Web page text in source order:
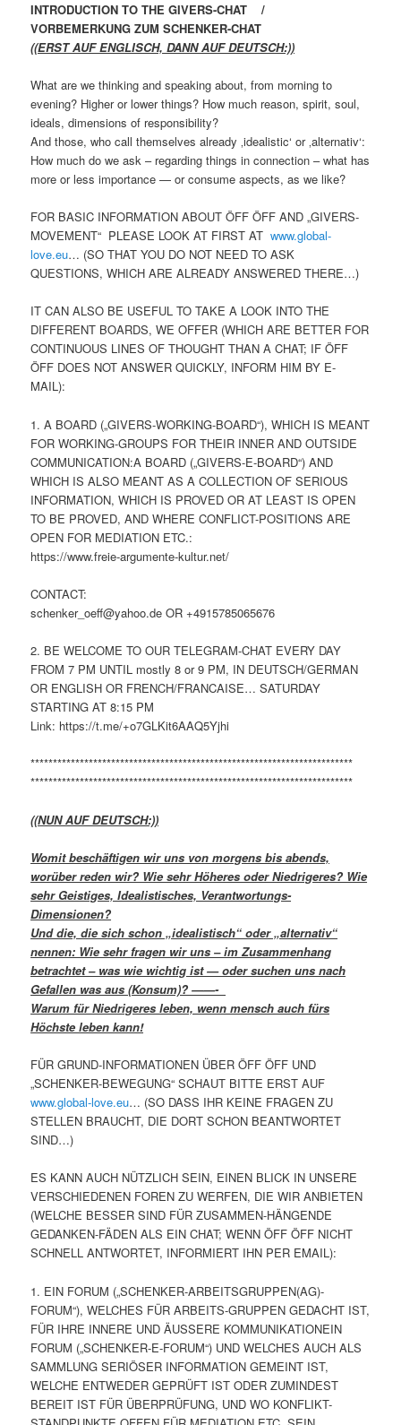
INTRODUCTION TO THE GIVERS-CHAT /
VORBEMERKUNG ZUM SCHENKER-CHAT
((ERST AUF ENGLISCH, DANN AUF DEUTSCH:))
What are we thinking and speaking about, from morning to
evening? Higher or lower things? How much reason, spirit, soul,
ideals, dimensions of responsibility?
And those, who call themselves already ‚idealistic‘ or ‚alternativ‘:
How much do we ask – regarding things in connection – what has
more or less importance — or consume aspects, as we like?
FOR BASIC INFORMATION ABOUT ÖFF ÖFF AND „GIVERS-
MOVEMENT“ PLEASE LOOK AT FIRST ATwww.global-
love.eu… (SO THAT YOU DO NOT NEED TO ASK
QUESTIONS, WHICH ARE ALREADY ANSWERED THERE…)
IT CAN ALSO BE USEFUL TO TAKE A LOOK INTO THE
DIFFERENT BOARDS, WE OFFER (WHICH ARE BETTER FOR
CONTINUOUS LINES OF THOUGHT THAN A CHAT; IF ÖFF
ÖFF DOES NOT ANSWER QUICKLY, INFORM HIM BY E-
MAIL):
1. A BOARD („GIVERS-WORKING-BOARD“), WHICH IS MEANT
FOR WORKING-GROUPS FOR THEIR INNER AND OUTSIDE
COMMUNICATION:A BOARD („GIVERS-E-BOARD“) AND
WHICH IS ALSO MEANT AS A COLLECTION OF SERIOUS
INFORMATION, WHICH IS PROVED OR AT LEAST IS OPEN
TO BE PROVED, AND WHERE CONFLICT-POSITIONS ARE
OPEN FOR MEDIATION ETC.:
https://www.freie-argumente-kultur.net/
CONTACT:
schenker_oeff@yahoo.de OR +4915785065676
2. BE WELCOME TO OUR TELEGRAM-CHAT EVERY DAY
FROM 7 PM UNTIL mostly 8 or 9 PM, IN DEUTSCH/GERMAN
OR ENGLISH OR FRENCH/FRANCAISE… SATURDAY
STARTING AT 8:15 PM
Link: https://t.me/+o7GLKit6AAQ5Yjhi
************************************************************************
************************************************************************
((NUN AUF DEUTSCH:))
Womit beschäftigen wir uns von morgens bis abends,
worüber reden wir? Wie sehr Höheres oder Niedrigeres? Wie
sehr Geistiges, Idealistisches, Verantwortungs-
Dimensionen?
Und die, die sich schon „idealistisch“ oder „alternativ“
nennen: Wie sehr fragen wir uns – im Zusammenhang
betrachtet – was wie wichtig ist — oder suchen uns nach
Gefallen was aus (Konsum)? ——-
Warum für Niedrigeres leben, wenn mensch auch fürs
Höchste leben kann!
FÜR GRUND-INFORMATIONEN ÜBER ÖFF ÖFF UND
„SCHENKER-BEWEGUNG“ SCHAUT BITTE ERST AUF
www.global-love.eu… (SO DASS IHR KEINE FRAGEN ZU
STELLEN BRAUCHT, DIE DORT SCHON BEANTWORTET
SIND…)
ES KANN AUCH NÜTZLICH SEIN, EINEN BLICK IN UNSERE
VERSCHIEDENEN FOREN ZU WERFEN, DIE WIR ANBIETEN
(WELCHE BESSER SIND FÜR ZUSAMMEN-HÄNGENDE
GEDANKEN-FÄDEN ALS EIN CHAT; WENN ÖFF ÖFF NICHT
SCHNELL ANTWORTET, INFORMIERT IHN PER EMAIL):
1. EIN FORUM („SCHENKER-ARBEITSGRUPPEN(AG)-
FORUM“), WELCHES FÜR ARBEITS-GRUPPEN GEDACHT IST,
FÜR IHRE INNERE UND ÄUSSERE KOMMUNIKATIONEIN
FORUM („SCHENKER-E-FORUM“) UND WELCHES AUCH ALS
SAMMLUNG SERIÖSER INFORMATION GEMEINT IST,
WELCHE ENTWEDER GEPRÜFT IST ODER ZUMINDEST
BEREIT IST FÜR ÜBERPRÜFUNG, UND WO KONFLIKT-